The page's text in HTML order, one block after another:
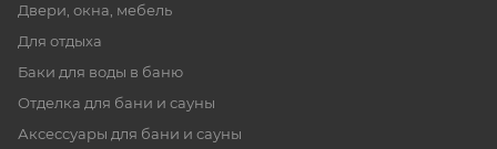
Двери, окна, мебель
Для отдыха
Баки для воды в баню
Отделка для бани и сауны
Аксессуары для бани и сауны